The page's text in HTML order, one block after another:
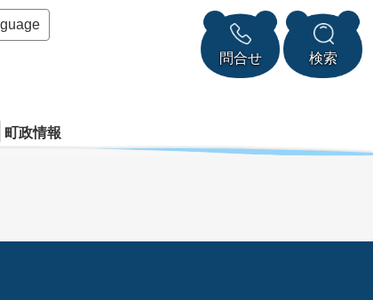
問合せ 検索
町政情報